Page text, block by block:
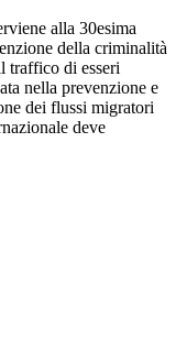
alla 30esima
della criminalità
traffico di esseri
nella prevenzione e
dei flussi migratori
deve